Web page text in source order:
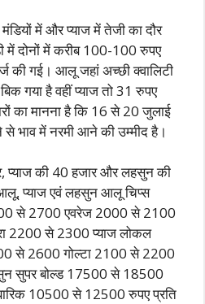
में और प्याज में तेजी का दौर
में दोनों में करीब 100-100 रुपए
की गई। आलू जहां अच्छी क्वालिटी
गया है वहीं प्याज तो 31 रुपए
का मानना है कि 16 से 20 जुलाई
भाव में नरमी आने की उम्मीद है।
प्याज की 40 हजार और लहसुन की
प्याज एवं लहसुन आलू चिप्स
से 2700 एवरेज 2000 से 2100
2200 से 2300 प्याज लोकल
से 2600 गोल्टा 2100 से 2200
सुपर बोल्ड 17500 से 18500
10500 से 12500 रुपए प्रति